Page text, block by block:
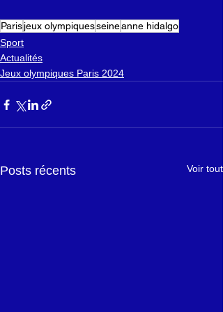
Parisjeux olympiquesseineanne hidalgo
Sport
Actualités
Jeux olympiques Paris 2024
Posts récents Voir tout